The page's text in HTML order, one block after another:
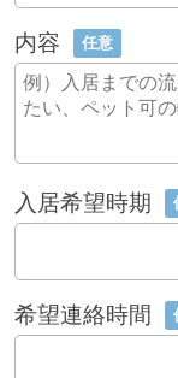
内容 任意
入居希望時期
希望連絡時間